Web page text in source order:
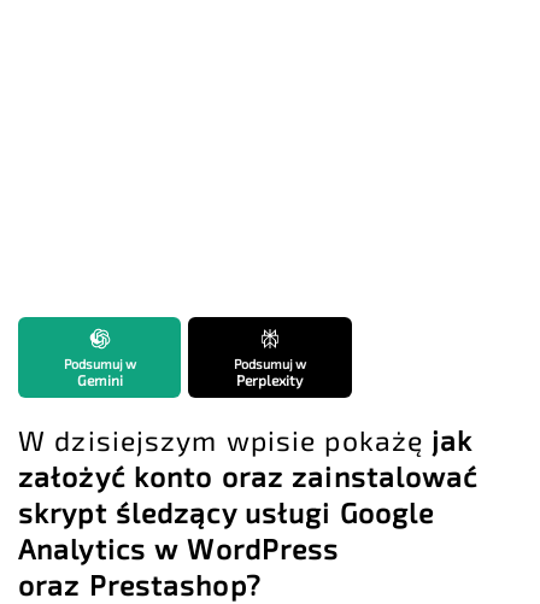
Podsumuj w
Gemini
Podsumuj w
Perplexity
W dzisiejszym wpisie pokażę jak
założyć konto oraz zainstalować
skrypt śledzący usługi Google
Analytics w WordPress
oraz Prestashop?